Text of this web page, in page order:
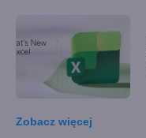
Zobacz więcej